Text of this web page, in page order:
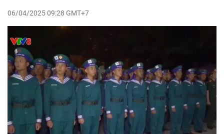
06/04/2025 09:28 GMT+7